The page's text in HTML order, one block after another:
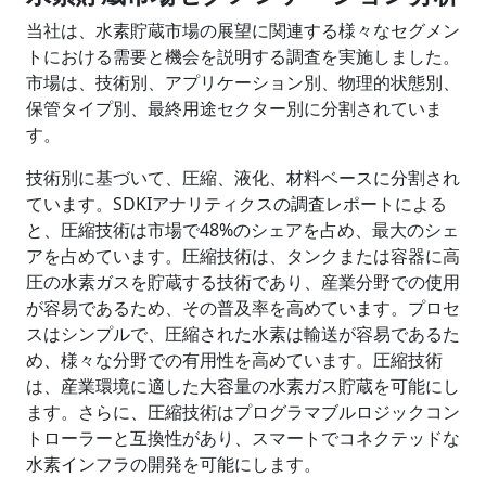
当社は、水素貯蔵市場の展望に関連する様々なセグメン
トにおける需要と機会を説明する調査を実施しました。
市場は、技術別、アプリケーション別、物理的状態別、
保管タイプ別、最終用途セクター別に分割されていま
す。
技術別に基づいて、圧縮、液化、材料ベースに分割され
ています。SDKIアナリティクスの調査レポートによる
と、圧縮技術は市場で48%のシェアを占め、最大のシェ
アを占めています。圧縮技術は、タンクまたは容器に高
圧の水素ガスを貯蔵する技術であり、産業分野での使用
が容易であるため、その普及率を高めています。プロセ
スはシンプルで、圧縮された水素は輸送が容易であるた
め、様々な分野での有用性を高めています。圧縮技術
は、産業環境に適した大容量の水素ガス貯蔵を可能にし
ます。さらに、圧縮技術はプログラマブルロジックコン
トローラーと互換性があり、スマートでコネクテッドな
水素インフラの開発を可能にします。